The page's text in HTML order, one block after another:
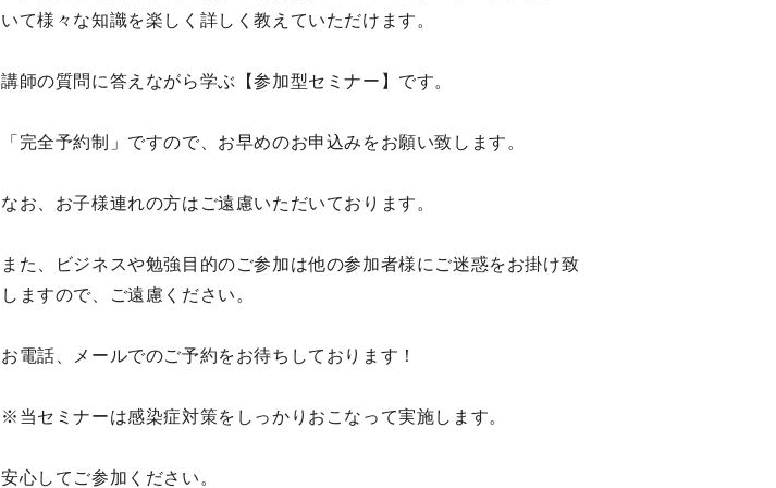
いて様々な知識を楽しく詳しく教えていただけます。
講師の質問に答えながら学ぶ【参加型セミナー】です。
「完全予約制」ですので、お早めのお申込みをお願い致します。
なお、お子様連れの方はご遠慮いただいております。
また、ビジネスや勉強目的のご参加は他の参加者様にご迷惑をお掛け致
しますので、ご遠慮ください。
お電話、メールでのご予約をお待ちしております！
※当セミナーは感染症対策をしっかりおこなって実施します。
安心してご参加ください。